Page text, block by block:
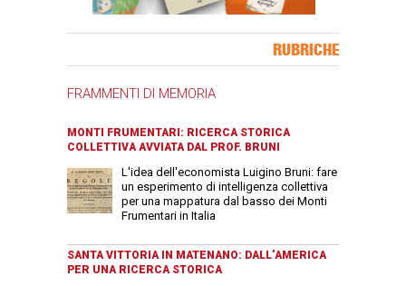
RUBRICHE
FRAMMENTI DI MEMORIA
MONTI FRUMENTARI: RICERCA STORICA
COLLETTIVA AVVIATA DAL PROF. BRUNI
L'idea dell'economista Luigino Bruni: fare
un esperimento di intelligenza collettiva
per una mappatura dal basso dei Monti
Frumentari in Italia
SANTA VITTORIA IN MATENANO: DALL’AMERICA
PER UNA RICERCA STORICA